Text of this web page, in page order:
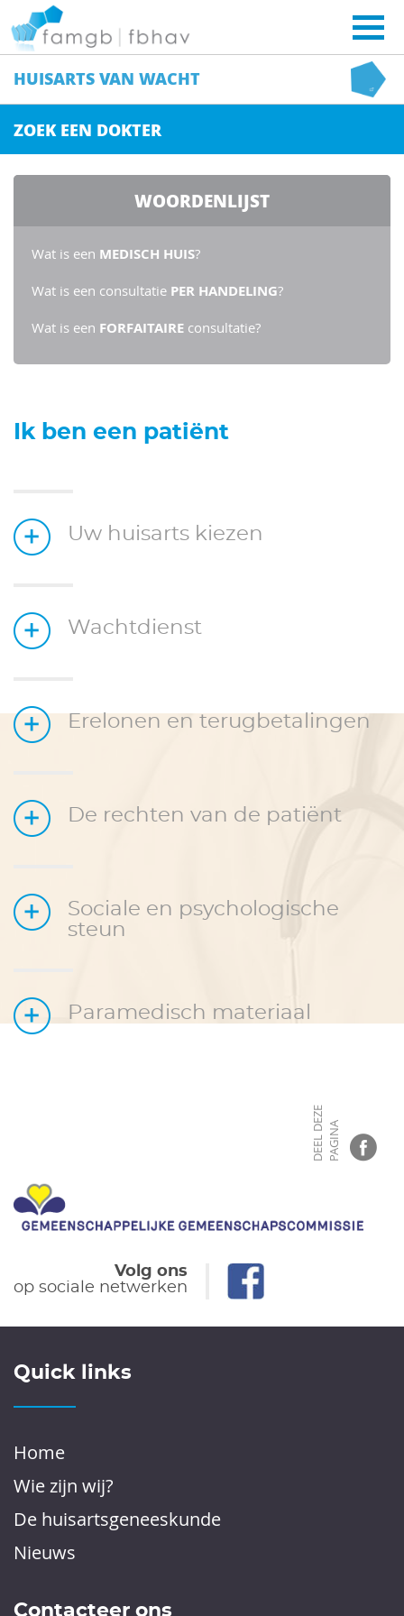
Ik ben een patiënt
Uw huisarts kiezen
Wachtdienst
Erelonen en terugbetalingen
De rechten van de patiënt
Sociale en psychologische
steun
Paramedisch materiaal
D
E
E
L
D
E
Z
E
P
A
G
I
NA
HUISARTSVAN WACHT
ZOEK EEN DOKTER
WOORDENLIJST
Wat is een MEDISCH HUIS?
Wat is een consultatie PER HANDELING?
Wat is een FORFAITAIRE consultatie?
Volg ons
op sociale netwerken
Quick links
Home
Wie zijn wij?
De huisartsgeneeskunde
Nieuws
Contacteer ons